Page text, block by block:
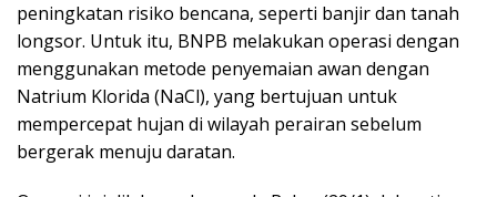
peningkatan risiko bencana, seperti banjir dan tanah
longsor. Untuk itu, BNPB melakukan operasi dengan
menggunakan metode penyemaian awan dengan
Natrium Klorida (NaCl), yang bertujuan untuk
mempercepat hujan di wilayah perairan sebelum
bergerak menuju daratan.